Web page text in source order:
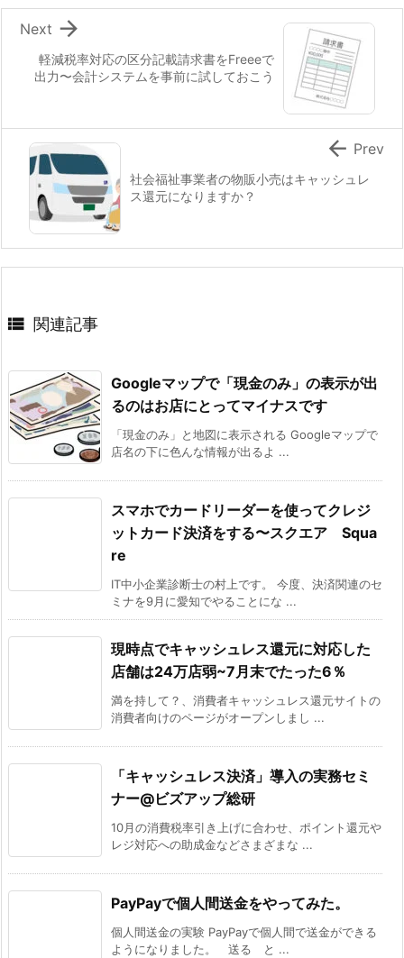
軽減税率対応の区分記載請求書をFreeeで
出力〜会計システムを事前に試しておこう

Next
社会福祉事業者の物販小売はキャッシュレ
ス還元になりますか？
 Prev
 関連記事
Googleマップで「現金のみ」の表示が出
るのはお店にとってマイナスです
「現金のみ」と地図に表示される Googleマップで
店名の下に色んな情報が出るよ ...
スマホでカードリーダーを使ってクレジ
ットカード決済をする〜スクエア Squa
re
IT中小企業診断士の村上です。 今度、決済関連のセ
ミナを9月に愛知でやることにな ...
現時点でキャッシュレス還元に対応した
店舗は24万店弱~7月末でたった6％
満を持して？、消費者キャッシュレス還元サイトの
消費者向けのページがオープンしまし ...
「キャッシュレス決済」導入の実務セミ
ナー@ビズアップ総研
10月の消費税率引き上げに合わせ、ポイント還元や
レジ対応への助成金などさまざまな ...
PayPayで個人間送金をやってみた。
個人間送金の実験 PayPayで個人間で送金ができる
ようになりました。 送る と ...